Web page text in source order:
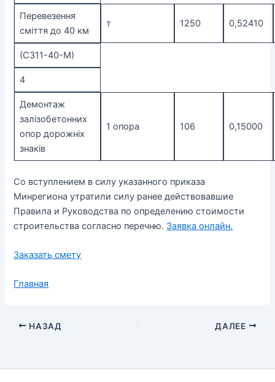
Перевезення
сміття до 40 км
т 1250 0,52410
(С311-40-М)
4
Демонтаж
залізобетонних
опор дорожніх
знаків
1 опора 106 0,15000
Со вступлением в силу указанного приказа
Минрегиона утратили силу ранее действовавшие
Правила и Руководства по определению стоимости
строительства согласно перечню. Заявка онлайн.
Заказать смету
Главная
НАЗАД ДАЛЕЕ